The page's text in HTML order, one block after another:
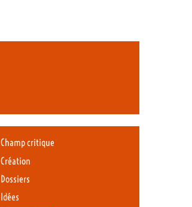
Champ critique
Création
Dossiers
Idées